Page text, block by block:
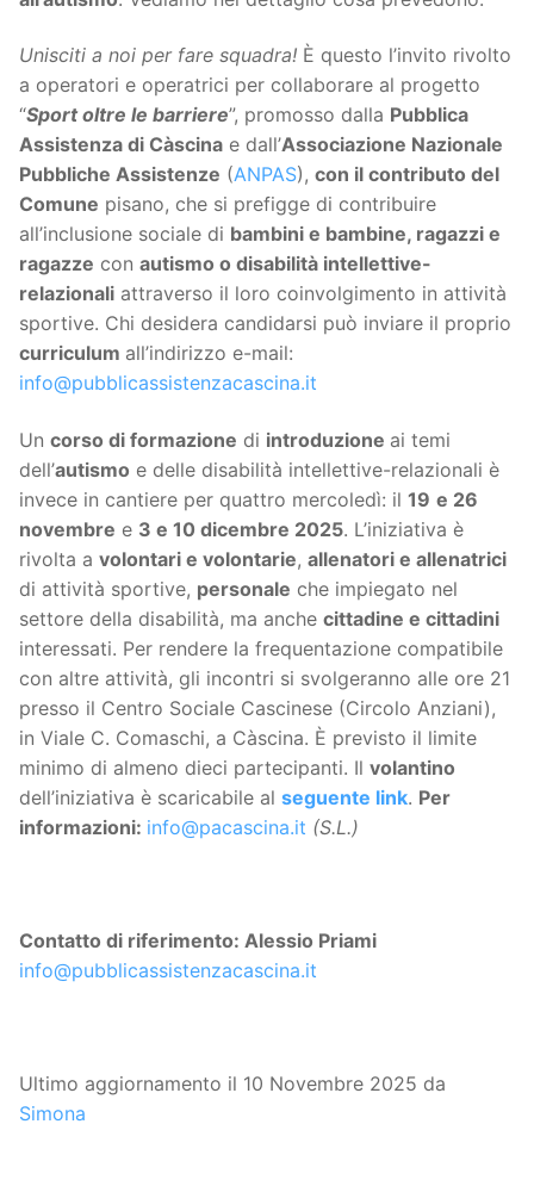
Unisciti a noi per fare squadra! È questo l’invito rivolto
a operatori e operatrici per collaborare al progetto
“Sport oltre le barriere”, promosso dalla Pubblica
Assistenza di Càscina e dall’Associazione Nazionale
Pubbliche Assistenze (ANPAS), con il contributo del
Comune pisano, che si prefigge di contribuire
all’inclusione sociale di bambini e bambine, ragazzi e
ragazze con autismo o disabilità intellettive-
relazionali attraverso il loro coinvolgimento in attività
sportive. Chi desidera candidarsi può inviare il proprio
curriculum all’indirizzo e-mail:
info@pubblicassistenzacascina.it
Un corso di formazione di introduzione ai temi
dell’autismo e delle disabilità intellettive-relazionali è
invece in cantiere per quattro mercoledì: il 19 e 26
novembre e 3 e 10 dicembre 2025. L’iniziativa è
rivolta a volontari e volontarie, allenatori e allenatrici
di attività sportive, personale che impiegato nel
settore della disabilità, ma anche cittadine e cittadini
interessati. Per rendere la frequentazione compatibile
con altre attività, gli incontri si svolgeranno alle ore 21
presso il Centro Sociale Cascinese (Circolo Anziani),
in Viale C. Comaschi, a Càscina. È previsto il limite
minimo di almeno dieci partecipanti. Il volantino
dell’iniziativa è scaricabile al seguente link. Per
informazioni: info@pacascina.it (S.L.)
Contatto di riferimento: Alessio Priami
info@pubblicassistenzacascina.it
Ultimo aggiornamento il 10 Novembre 2025 da
Simona